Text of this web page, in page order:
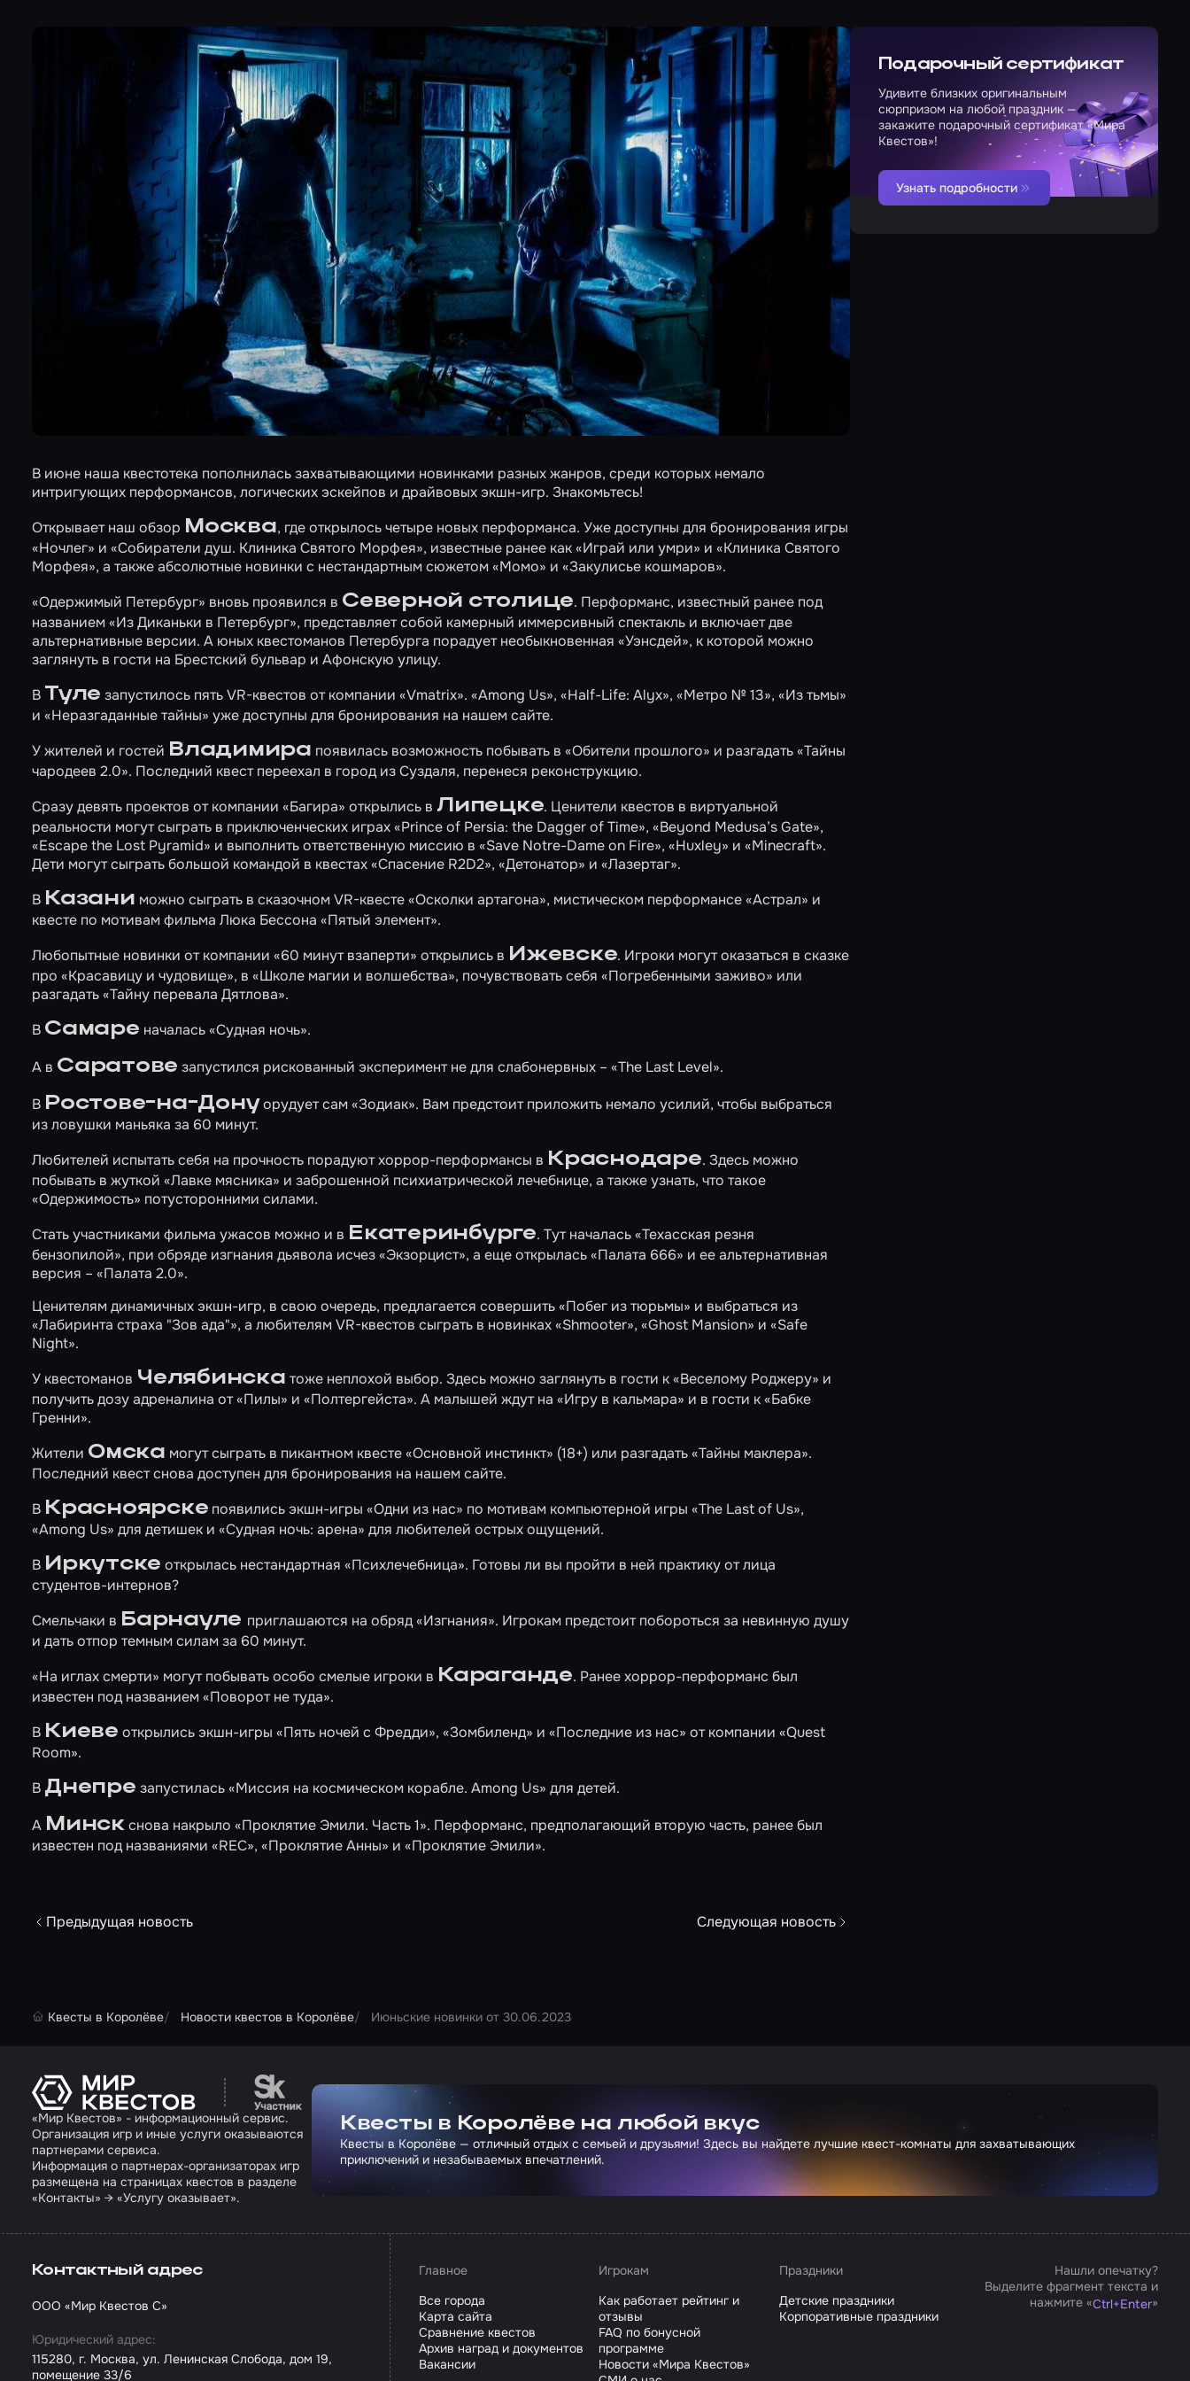
В июне наша квестотека пополнилась захватывающими новинками разных жанров, среди которых немало
интригующих перформансов, логических эскейпов и драйвовых экшн-игр. Знакомьтесь!
Открывает наш обзор Москва, где открылось четыре новых перформанса. Уже доступны для бронирования игры
«Ночлег» и «Собиратели душ. Клиника Святого Морфея», известные ранее как «Играй или умри» и «Клиника Святого
Морфея», а также абсолютные новинки с нестандартным сюжетом «Момо» и «Закулисье кошмаров».
«Одержимый Петербург» вновь проявился в Северной столице. Перформанс, известный ранее под
названием «Из Диканьки в Петербург», представляет собой камерный иммерсивный спектакль и включает две
альтернативные версии. А юных квестоманов Петербурга порадует необыкновенная «Уэнсдей», к которой можно
заглянуть в гости на Брестский бульвар и Афонскую улицу.
В Туле запустилось пять VR-квестов от компании «Vmatrix».«Among Us»,«Half-Life: Alyx»,«Метро № 13»,«Из тьмы»
и «Неразгаданные тайны» уже доступны для бронирования на нашем сайте.
У жителей и гостей Владимира появилась возможность побывать в «Обители прошлого» и разгадать«Тайны
чародеев 2.0». Последний квест переехал в город из Суздаля, перенеся реконструкцию.
Сразу девять проектов от компании «Багира» открылись в Липецке. Ценители квестов в виртуальной
реальности могут сыграть в приключенческих играх«Prince of Persia: the Dagger of Time», «Beyond Medusa’s Gate»,
«Escape the Lost Pyramid» и выполнить ответственную миссию в «Save Notre-Dame on Fire», «Huxley» и «Minecraft».
Дети могут сыграть большой командой в квестах«Спасение R2D2», «Детонатор» и «Лазертаг».
В Казани можно сыграть в сказочном VR-квесте«Осколки артагона», мистическом перформансе«Астрал» и
квесте по мотивам фильма Люка Бессона «Пятый элемент».
Любопытные новинки от компании «60 минут взаперти» открылись в Ижевске. Игроки могут оказаться в сказке
про «Красавицу и чудовище», в «Школе магии и волшебства», почувствовать себя «Погребенными заживо» или
разгадать«Тайну перевала Дятлова».
В Самаре началась«Судная ночь».
А в Саратове запустился рискованный эксперимент не для слабонервных –«The Last Level».
В Ростове-на-Донуорудует сам«Зодиак». Вам предстоит приложить немало усилий, чтобы выбраться
из ловушки маньяка за 60 минут.
Любителей испытать себя на прочность порадуют хоррор-перформансы в Краснодаре. Здесь можно
побывать в жуткой «Лавке мясника» и заброшенной психиатрической лечебнице, а также узнать, что такое
«Одержимость» потусторонними силами.
Стать участниками фильма ужасов можно и в Екатеринбурге. Тут началась«Техасская резня
бензопилой», при обряде изгнания дьявола исчез«Экзорцист», а еще открылась«Палата 666» и ее альтернативная
версия – «Палата 2.0».
Ценителям динамичных экшн-игр, в свою очередь, предлагается совершить«Побег из тюрьмы» и выбраться из
«Лабиринта страха "Зов ада"», а любителям VR-квестов сыграть в новинках«Shmooter», «Ghost Mansion» и «Safe
Night».
У квестоманов Челябинска тоже неплохой выбор. Здесь можно заглянуть в гости к«Веселому Роджеру» и
получить дозу адреналина от«Пилы» и «Полтергейста». А малышей ждут на «Игру в кальмара» и в гости к«Бабке
Гренни».
Жители Омска могут сыграть в пикантном квесте«Основной инстинкт» (18+) или разгадать«Тайны маклера».
Последний квест снова доступен для бронирования на нашем сайте.
В Красноярске появились экшн-игры«Одни из нас» по мотивам компьютерной игры «The Last of Us»,
«Among Us» для детишек и «Судная ночь: арена» для любителей острых ощущений.
В Иркутске открылась нестандартная«Психлечебница». Готовы ли вы пройти в ней практику от лица
студентов-интернов?
Смельчаки в Барнауле приглашаются на обряд«Изгнания». Игрокам предстоит побороться за невинную душу
и дать отпор темным силам за 60 минут.
«На иглах смерти» могут побывать особо смелые игроки в Караганде. Ранее хоррор-перформанс был
известен под названием «Поворот не туда».
В Киеве открылись экшн-игры «Пять ночей с Фредди», «Зомбиленд» и «Последние из нас» от компании «Quest
Room».
В Днепре запустилась«Миссия на космическом корабле. Among Us» для детей.
А Минскснова накрыло «Проклятие Эмили. Часть 1». Перформанс, предполагающий вторую часть, ранее был
известен под названиями «REC», «Проклятие Анны» и «Проклятие Эмили».
Предыдущая новость Следующая новость
Подарочный сертификат
Удивите близких оригинальным
сюрпризом на любой праздник —
закажите подарочный сертификат «Мира
Квестов»!
Узнать подробности
Квесты в Королёве Новости квестов в Королёве Июньские новинки от 30.06.2023
Перейти на сайт партнера Сколково
«Мир Квестов» - информационный сервис.
Организация игр и иные услуги оказываются
партнерами сервиса.
Информация о партнерах-организаторах игр
размещена на страницах квестов в разделе
«Контакты» → «Услугу оказывает».
Квесты в Королёве на любой вкус
Квесты в Королёве — отличный отдых с семьей и друзьями! Здесь вы найдете лучшие квест-комнаты для захватывающих
приключений и незабываемых впечатлений.
Контактный адрес
ООО «Мир Квестов С»
Юридический адрес:
115280, г. Москва, ул. Ленинская Слобода, дом 19,
помещение 33/6
Главное
Все города
Карта сайта
Сравнение квестов
Архив наград и документов
Вакансии
Игрокам
Как работает рейтинг и
отзывы
FAQ по бонусной
программе
Новости «Мира Квестов»
Праздники
Детские праздники
Корпоративные праздники
Нашли опечатку?
Выделите фрагмент текста и
нажмите «Ctrl+Enter»